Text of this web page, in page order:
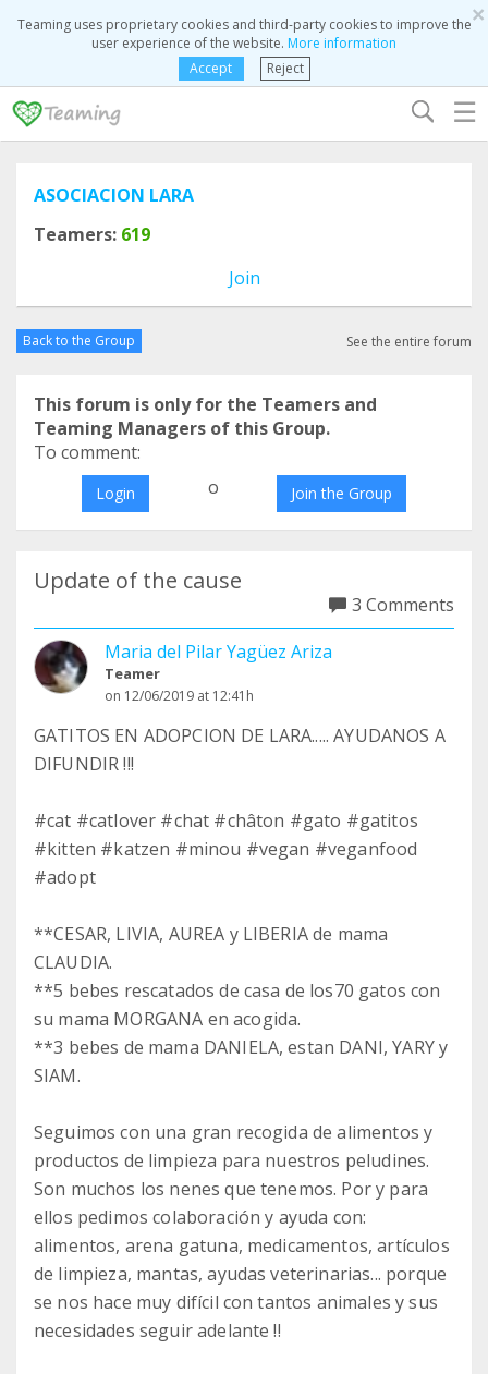
×
Teaming uses proprietary cookies and third-party cookies to improve the
user experience of the website. More information
Accept
Reject
☰
ASOCIACION LARA
Teamers: 619
Join
Back to the Group See the entire forum
This forum is only for the Teamers and
Teaming Managers of this Group.
To comment:
Login o Join the Group
Update of the cause
3 Comments
Maria del Pilar Yagüez Ariza
Teamer
on 12/06/2019 at 12:41h
GATITOS EN ADOPCION DE LARA..... AYUDANOS A
DIFUNDIR !!!
#cat #catlover #chat #châton #gato #gatitos
#kitten #katzen #minou #vegan #veganfood
#adopt
**CESAR, LIVIA, AUREA y LIBERIA de mama
CLAUDIA.
**5 bebes rescatados de casa de los70 gatos con
su mama MORGANA en acogida.
**3 bebes de mama DANIELA, estan DANI, YARY y
SIAM.
Seguimos con una gran recogida de alimentos y
productos de limpieza para nuestros peludines.
Son muchos los nenes que tenemos. Por y para
ellos pedimos colaboración y ayuda con:
alimentos, arena gatuna, medicamentos, artículos
de limpieza, mantas, ayudas veterinarias... porque
se nos hace muy difícil con tantos animales y sus
necesidades seguir adelante !!